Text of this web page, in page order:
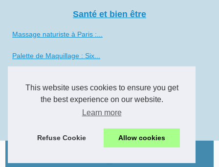
This website uses cookies to ensure you get
the best experience on our website.
Learn more
Refuse Cookie Allow cookies
Santé et bien être
Massage naturiste à Paris :...
Palette de Maquillage : Six...
Des rendez-vous visio pour...